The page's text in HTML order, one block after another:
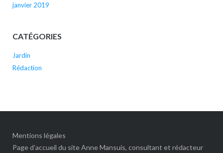
janvier 2019
CATÉGORIES
Jardin
Rédaction
Mentions légales
Page d’accueil du site Anne Mansuis, consultant et rédacteur